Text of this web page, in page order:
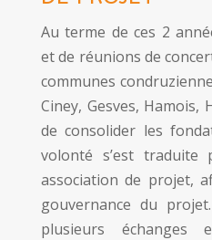
Au terme de ces 2
et de réunions de
communes
Ciney, Gesves, Hamois,
de consolider les
volonté s’est traduite
association de projet,
gouvernance du
plusieurs échanges